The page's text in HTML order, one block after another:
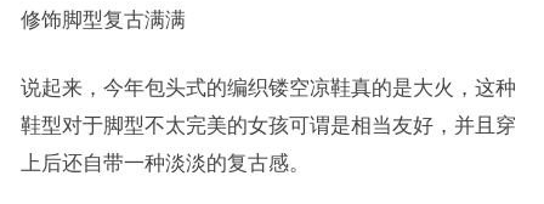
修饰脚型复古满满
说起来，今年包头式的编织镂空凉鞋真的是大火，这种
鞋型对于脚型不太完美的女孩可谓是相当友好，并且穿
上后还自带一种淡淡的复古感。